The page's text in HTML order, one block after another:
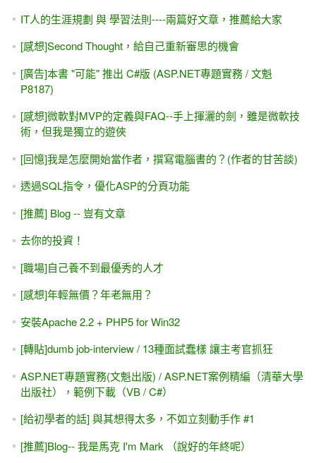
IT人的生涯規劃 與 學習法則----兩篇好文章，推薦給大家
[感想]Second Thought，給自己重新審思的機會
[廣告]本書 "可能" 推出 C#版 (ASP.NET專題實務 / 文魁
P8187)
[感想]微軟對MVP的定義與FAQ--手上揮灑的劍，雖是微軟技
術，但我是獨立的遊俠
[回憶]我是怎麼開始當作者，撰寫電腦書的？(作者的甘苦談)
透過SQL指令，優化ASP的分頁功能
[推薦] Blog -- 豈有文章
去你的投資！
[職場]自己養不到最優秀的人才
[感想]年輕無價？年老無用？
安裝Apache 2.2 + PHP5 for Win32
[轉貼]dumb job-interview / 13種面試蠢樣 讓主考官抓狂
ASP.NET專題實務(文魁出版) / ASP.NET案例精編（清華大學
出版社），範例下載（VB / C#）
[給初學者的話] 與其想得太多，不如立刻動手作 #1
[推薦]Blog-- 我是馬克 I'm Mark （說好的年終呢）